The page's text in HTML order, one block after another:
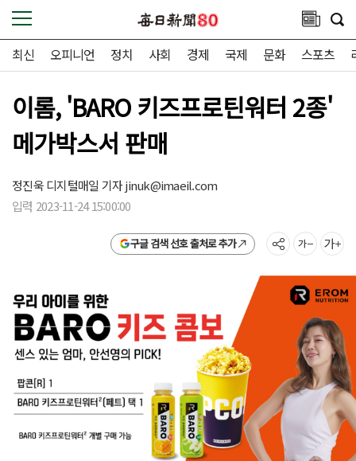
최신 오피니언 정치 사회 경제 국제 문화 스포츠
이롬, 'BARO 키즈프로틴워터 2종'
메가박스서 판매
정진욱 디지털매일 기자jinuk@imaeil.com
입력 2023-11-24 15:00:00
구글 검색 선호 출처로 추가